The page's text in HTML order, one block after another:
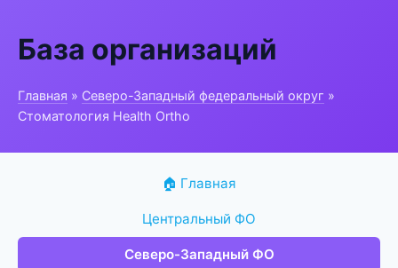
База организаций
Главная » Северо-Западный федеральный округ »
Стоматология Health Ortho
🏠 Главная
Центральный ФО
Северо-Западный ФО